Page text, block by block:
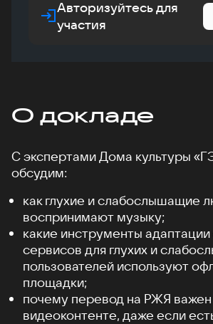
Авторизуйтесь для
участия
О докладе
С экспертами Дома культуры
обсудим:
как глухие и слабослышащие
воспринимают музыку;
какие инструменты адаптации
сервисов для глухих и
пользователей используют
площадки;
почему перевод на РЖЯ важен
видеоконтенте, даже если